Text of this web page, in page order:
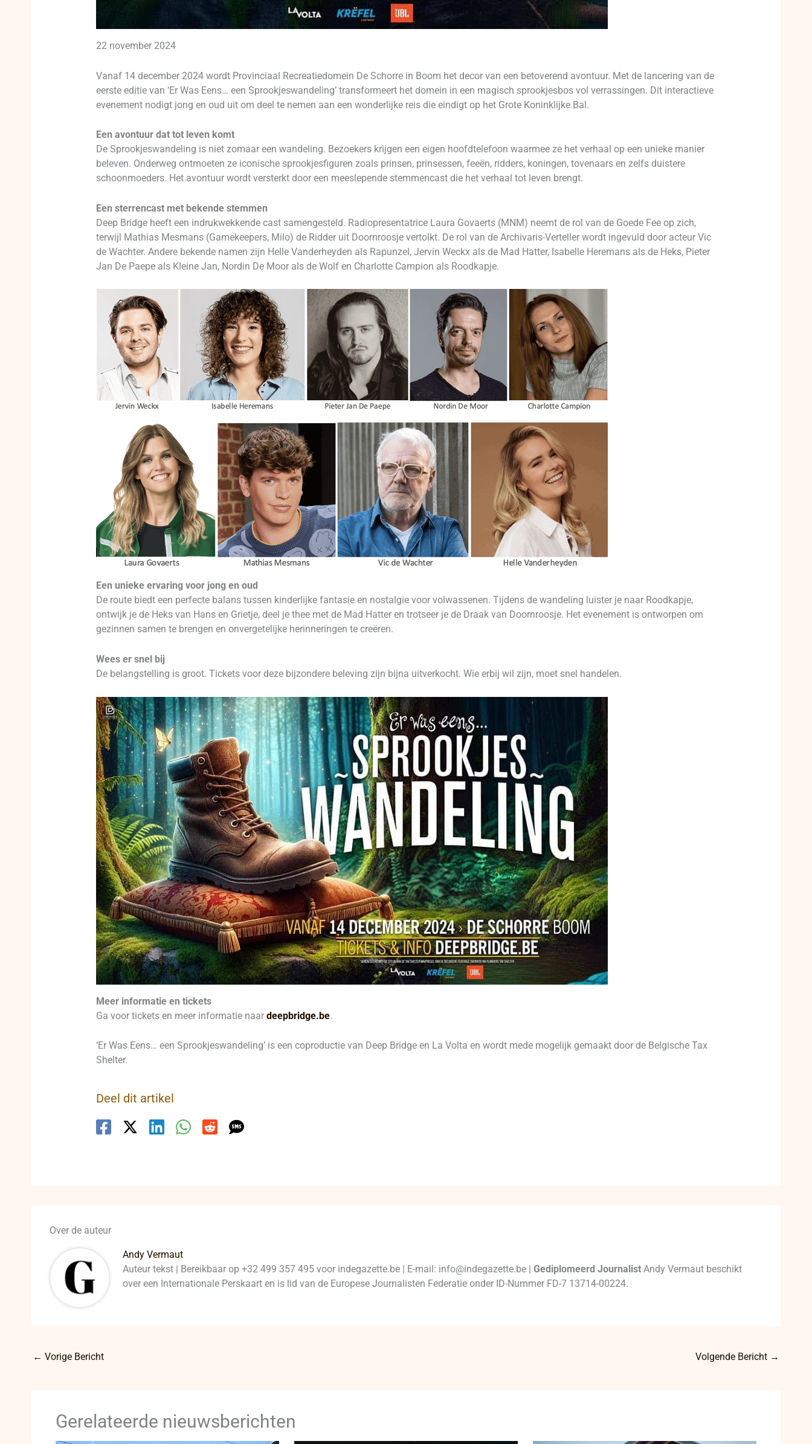
22 november 2024
Vanaf 14 december 2024 wordt Provinciaal Recreatiedomein De Schorre in Boom het decor van een betoverend avontuur. Met de lancering van de
eerste editie van ‘Er Was Eens… een Sprookjeswandeling’ transformeert het domein in een magisch sprookjesbos vol verrassingen. Dit interactieve
evenement nodigt jong en oud uit om deel te nemen aan een wonderlijke reis die eindigt op het Grote Koninklijke Bal.
Een avontuur dat tot leven komt
De Sprookjeswandeling is niet zomaar een wandeling. Bezoekers krijgen een eigen hoofdtelefoon waarmee ze het verhaal op een unieke manier
beleven. Onderweg ontmoeten ze iconische sprookjesfiguren zoals prinsen, prinsessen, feeën, ridders, koningen, tovenaars en zelfs duistere
schoonmoeders. Het avontuur wordt versterkt door een meeslepende stemmencast die het verhaal tot leven brengt.
Een sterrencast met bekende stemmen
Deep Bridge heeft een indrukwekkende cast samengesteld. Radiopresentatrice Laura Govaerts (MNM) neemt de rol van de Goede Fee op zich,
terwijl Mathias Mesmans (Gamekeepers, Milo) de Ridder uit Doornroosje vertolkt. De rol van de Archivaris-Verteller wordt ingevuld door acteur Vic
de Wachter. Andere bekende namen zijn Helle Vanderheyden als Rapunzel, Jervin Weckx als de Mad Hatter, Isabelle Heremans als de Heks, Pieter
Jan De Paepe als Kleine Jan, Nordin De Moor als de Wolf en Charlotte Campion als Roodkapje.
Een unieke ervaring voor jong en oud
De route biedt een perfecte balans tussen kinderlijke fantasie en nostalgie voor volwassenen. Tijdens de wandeling luister je naar Roodkapje,
ontwijk je de Heks van Hans en Grietje, deel je thee met de Mad Hatter en trotseer je de Draak van Doornroosje. Het evenement is ontworpen om
gezinnen samen te brengen en onvergetelijke herinneringen te creëren.
Wees er snel bij
De belangstelling is groot. Tickets voor deze bijzondere beleving zijn bijna uitverkocht. Wie erbij wil zijn, moet snel handelen.
Meer informatie en tickets
Ga voor tickets en meer informatie naar deepbridge.be.
‘Er Was Eens… een Sprookjeswandeling’ is een coproductie van Deep Bridge en La Volta en wordt mede mogelijk gemaakt door de Belgische Tax
Shelter.
Deel dit artikel
Over de auteur
Andy Vermaut
Auteur tekst | Bereikbaar op +32 499 357 495 voor indegazette.be | E-mail: info@indegazette.be |Gediplomeerd Journalist Andy Vermaut beschikt
over een Internationale Perskaart en is lid van de Europese Journalisten Federatie onder ID-Nummer FD-7 13714-00224.
← Vorige Bericht Volgende Bericht →
Gerelateerde nieuwsberichten